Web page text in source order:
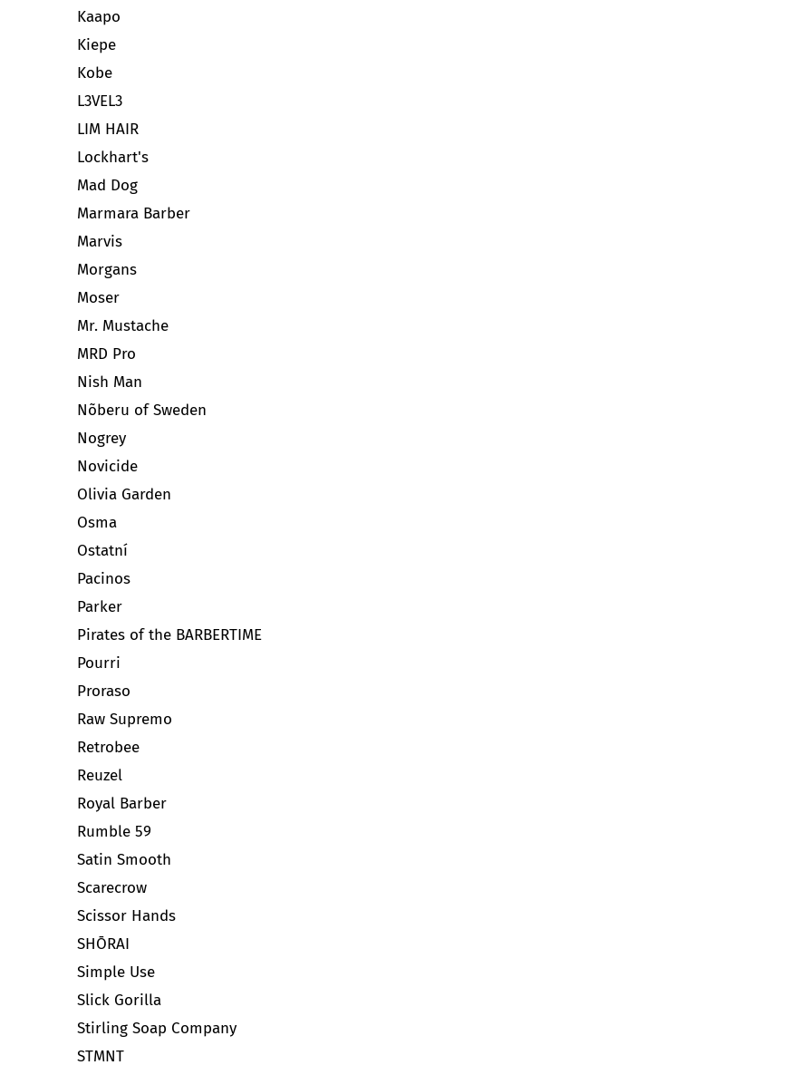
Kaapo
Kiepe
Kobe
L3VEL3
LIM HAIR
Lockhart's
Mad Dog
Marmara Barber
Marvis
Morgans
Moser
Mr. Mustache
MRD Pro
Nish Man
Nõberu of Sweden
Nogrey
Novicide
Olivia Garden
Osma
Ostatní
Pacinos
Parker
Pirates of the BARBERTIME
Pourri
Proraso
Raw Supremo
Retrobee
Reuzel
Royal Barber
Rumble 59
Satin Smooth
Scarecrow
Scissor Hands
SHŌRAI
Simple Use
Slick Gorilla
Stirling Soap Company
STMNT